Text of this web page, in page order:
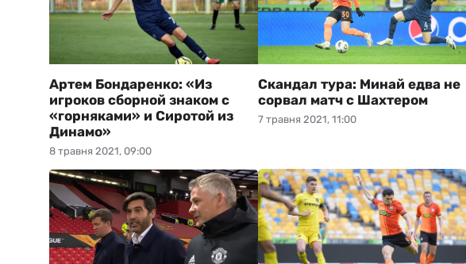
8 травня 2021, 09:00
Артем Бондаренко: «Из
игроков сборной знаком с
«горняками» и Сиротой из
Динамо»
7 травня 2021, 11:00
Скандал тура: Минай едва не
сорвал матч с Шахтером